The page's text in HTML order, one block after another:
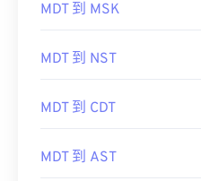
MDT 到 MSK
MDT 到 NST
MDT 到 CDT
MDT 到 AST